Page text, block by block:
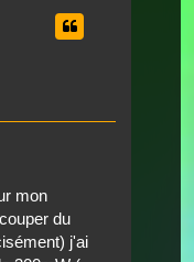
mon
du
j'ai